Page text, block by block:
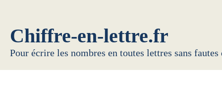
Chiffre-en-lettre.fr
Pour écrire les nombres en toutes lettres sans